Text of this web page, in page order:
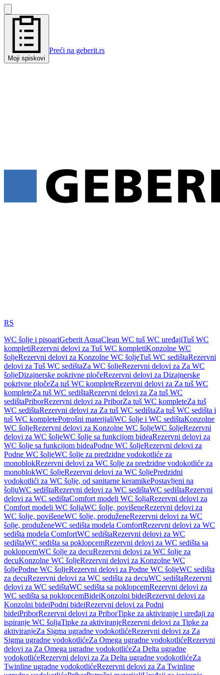
Moji spiskovi
Preći na geberit.rs
RS
WC šolje i pisoariGeberit AquaClean WC tuš WC uređajiTuš WC
kompletiRezervni delovi za Tuš WC kompletiKonzolne WC
šoljeRezervni delovi za Konzolne WC šoljeTuš WC sedištaRezervni
delovi za Tuš WC sedištaZa WC šoljeRezervni delovi za Za WC
šoljeDizajnerske pokrivne pločeRezervni delovi za Dizajnerske
pokrivne pločeZa tuš WC kompleteRezervni delovi za Za tuš WC
kompleteZa tuš WC sedištaRezervni delovi za Za tuš WC
sedištaPriborRezervni delovi za PriborZa tuš WC kompleteZa tuš
WC sedištaRezervni delovi za Za tuš WC sedištaZa tuš WC sedišta i
tuš WC kompletePotrošni materijaliWC šolje i WC sedištaKonzolne
WC šoljeRezervni delovi za Konzolne WC šoljeWC šoljeRezervni
delovi za WC šoljeWC šolje sa funkcijom bideaRezervni delovi za
WC šolje sa funkcijom bideaPodne WC šoljeRezervni delovi za
Podne WC šoljeWC šolje za predzidne vodokotliće za
monoblokRezervni delovi za WC šolje za predzidne vodokotliće za
monoblokWC šoljeRezervni delovi za WC šoljePredzidni
vodokotlići za WC šolje, od sanitarne keramikePostavljeni na
šoljuWC sedištaRezervni delovi za WC sedištaWC sedištaRezervni
delovi za WC sedištaComfort modeli WC šoljaRezervni delovi za
Comfort modeli WC šoljaWC šolje, povišeneRezervni delovi za
WC šolje, povišeneWC šolje, produženeRezervni delovi za WC
šolje, produženeWC sedišta modela ComfortRezervni delovi za WC
sedišta modela ComfortWC sedištaRezervni delovi za WC
sedištaWC sedišta sa poklopcemRezervni delovi za WC sedišta sa
poklopcemWC šolje za decuRezervni delovi za WC šolje za
decuKonzolne WC šoljeRezervni delovi za Konzolne WC
šoljePodne WC šoljeRezervni delovi za Podne WC šoljeWC sedišta
za decuRezervni delovi za WC sedišta za decuWC sedištaRezervni
delovi za WC sedištaWC sedišta sa poklopcemRezervni delovi za
WC sedišta sa poklopcemBideiKonzolni bideiRezervni delovi za
Konzolni bideiPodni bideiRezervni delovi za Podni
bideiPriborRezervni delovi za PriborTipke za aktiviranje i uređaji za
ispiranje WC šoljaTipke za aktiviranjeRezervni delovi za Tipke za
aktiviranjeZa Sigma ugradne vodokotlićeRezervni delovi za Za
Sigma ugradne vodokotlićeZa Omega ugradne vodokotlićeRezervni
delovi za Za Omega ugradne vodokotlićeZa Delta ugradne
vodokotlićeRezervni delovi za Za Delta ugradne vodokotlićeZa
Twinline ugradne vodokotlićeRezervni delovi za Za Twinline